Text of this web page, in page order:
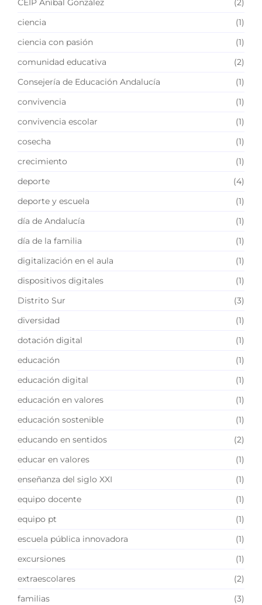
CEIP Aníbal González
(2)
ciencia
(1)
ciencia con pasión
(1)
comunidad educativa
(2)
Consejería de Educación Andalucía
(1)
convivencia
(1)
convivencia escolar
(1)
cosecha
(1)
crecimiento
(1)
deporte
(4)
deporte y escuela
(1)
día de Andalucía
(1)
día de la familia
(1)
digitalización en el aula
(1)
dispositivos digitales
(1)
Distrito Sur
(3)
diversidad
(1)
dotación digital
(1)
educación
(1)
educación digital
(1)
educación en valores
(1)
educación sostenible
(1)
educando en sentidos
(2)
educar en valores
(1)
enseñanza del siglo XXI
(1)
equipo docente
(1)
equipo pt
(1)
escuela pública innovadora
(1)
excursiones
(1)
extraescolares
(2)
familias
(3)